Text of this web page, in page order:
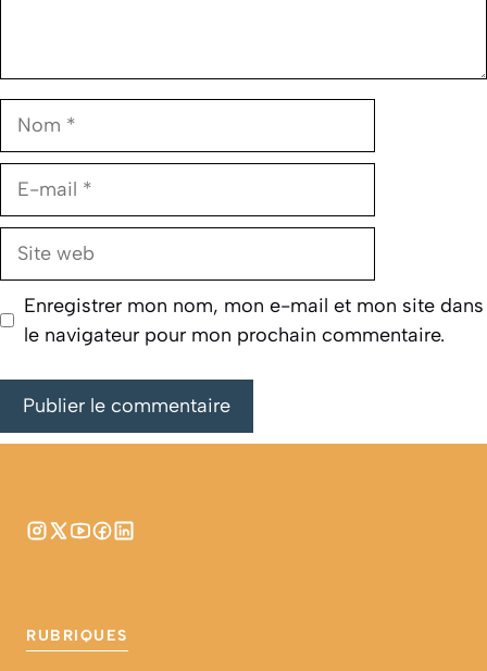
Nom
E-
Site
Enregistrer mon nom, mon e-mail et mon site dans
le navigateur pour mon prochain commentaire.
RUBRIQUES